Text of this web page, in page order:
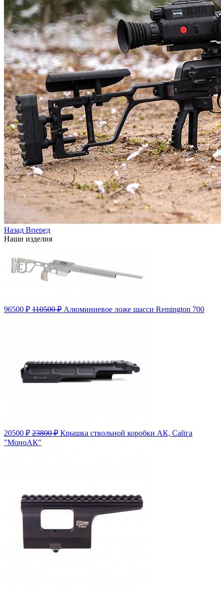
Назад Вперед
Наши изделия
96500 ₽ 110500 ₽ Алюминиевое ложе шасси Remington 700
20500 ₽ 23800 ₽ Крышка ствольной коробки АК, Сайга
"МоноАК"